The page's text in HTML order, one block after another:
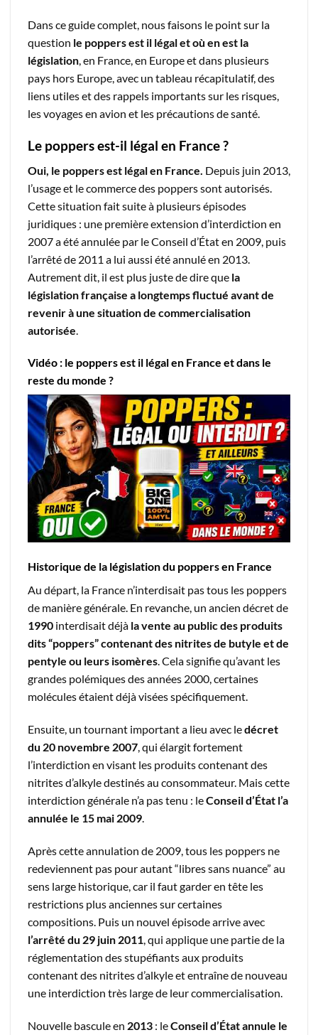
Dans ce guide complet, nous faisons le point sur la
question le poppers est il légal et où en est la
législation, en France, en Europe et dans plusieurs
pays hors Europe, avec un tableau récapitulatif, des
liens utiles et des rappels importants sur les risques,
les voyages en avion et les précautions de santé.
Le poppers est-il légal en France ?
Oui, le poppers est légal en France. Depuis juin 2013,
l’usage et le commerce des poppers sont autorisés.
Cette situation fait suite à plusieurs épisodes
juridiques : une première extension d’interdiction en
2007 a été annulée par le Conseil d’État en 2009, puis
l’arrêté de 2011 a lui aussi été annulé en 2013.
Autrement dit, il est plus juste de dire que la
législation française a longtemps fluctué avant de
revenir à une situation de commercialisation
autorisée
Vidéo : le poppers est il légal en France et dans le
reste du monde ?
Historique de la législation du poppers en France
Au départ, la France n’interdisait pas tous les poppers
de manière générale. En revanche, un ancien décret de
1990 interdisait déjà la vente au public des produits
dits “poppers” contenant des nitrites de butyle et de
pentyle ou leurs isomères. Cela signifie qu’avant les
grandes polémiques des années 2000, certaines
molécules étaient déjà visées spécifiquement.
Ensuite, un tournant important a lieu avec ledécret
du 20 novembre 2007, qui élargit fortement
l’interdiction en visant les produits contenant des
nitrites d’alkyle destinés au consommateur. Mais cette
interdiction générale n’a pas tenu : leConseil d’État l’a
annulée le 15 mai 2009.
Après cette annulation de 2009, tous les poppers ne
redeviennent pas pour autant “libres sans nuance” au
sens large historique, car il faut garder en tête les
restrictions plus anciennes sur certaines
compositions. Puis un nouvel épisode arrive avec
l’arrêté du 29 juin 2011, qui applique une partie de la
réglementation des stupéfiants aux produits
contenant des nitrites d’alkyle et entraîne de nouveau
une interdiction très large de leur commercialisation.
Nouvelle bascule en 2013 : leConseil d’État annule le